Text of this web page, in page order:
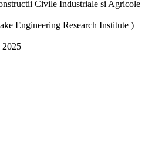
Civile Industriale si Agricole
Engineering Research Institute )